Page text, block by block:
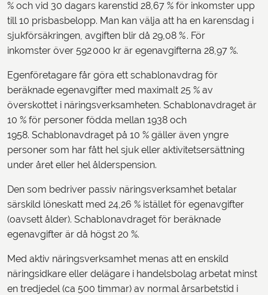
% och vid 30 dagars karenstid 28,67 % för inkomster upp
till 10 prisbasbelopp. Man kan välja att ha en karensdag i
sjukförsäkringen, avgiften blir då 29,08 % . För
inkomster över 592 000 kr är egenavgifterna 28,97 %.
Egenföretagare får göra ett schablonavdrag för
beräknade egenavgifter med maximalt 25 % av
överskottet i näringsverksamheten. Schablonavdraget är
10 % för personer födda mellan 1938 och
1958. Schablonavdraget på 10 % gäller även yngre
personer som har fått hel sjuk eller aktivitetsersättning
under året eller hel ålderspension.
Den som bedriver passiv näringsverksamhet betalar
särskild löneskatt med 24,26 % istället för egenavgifter
(oavsett ålder). Schablonavdraget för beräknade
egenavgifter är då högst 20 %.
Med aktiv näringsverksamhet menas att en enskild
näringsidkare eller delägare i handelsbolag arbetat minst
en tredjedel (ca 500 timmar) av normal årsarbetstid i